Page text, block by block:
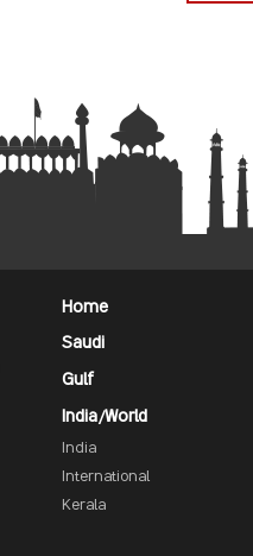
Home
Saudi
Gulf
India/World
India
International
Kerala